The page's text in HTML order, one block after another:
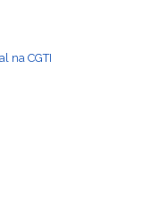
na CGTI